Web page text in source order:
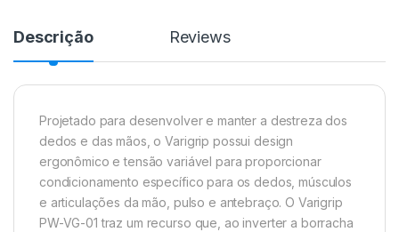
Descrição Reviews
Projetado para desenvolver e manter a destreza dos
dedos e das mãos, oVarigrip possui design
ergonômico e tensão variável para proporcionar
condicionamento específico para os dedos, músculos
e articulações da mão, pulso e antebraço. O Varigrip
PW-VG-01 traz um recurso que, ao inverter a borracha